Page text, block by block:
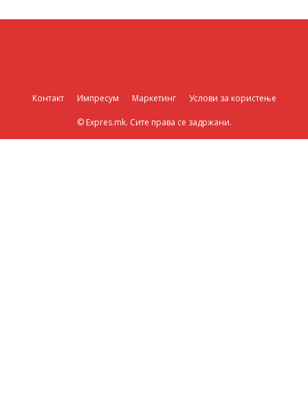
Контакт Импресум Маркетинг Услови за користење
© Expres.mk. Сите права се задржани.